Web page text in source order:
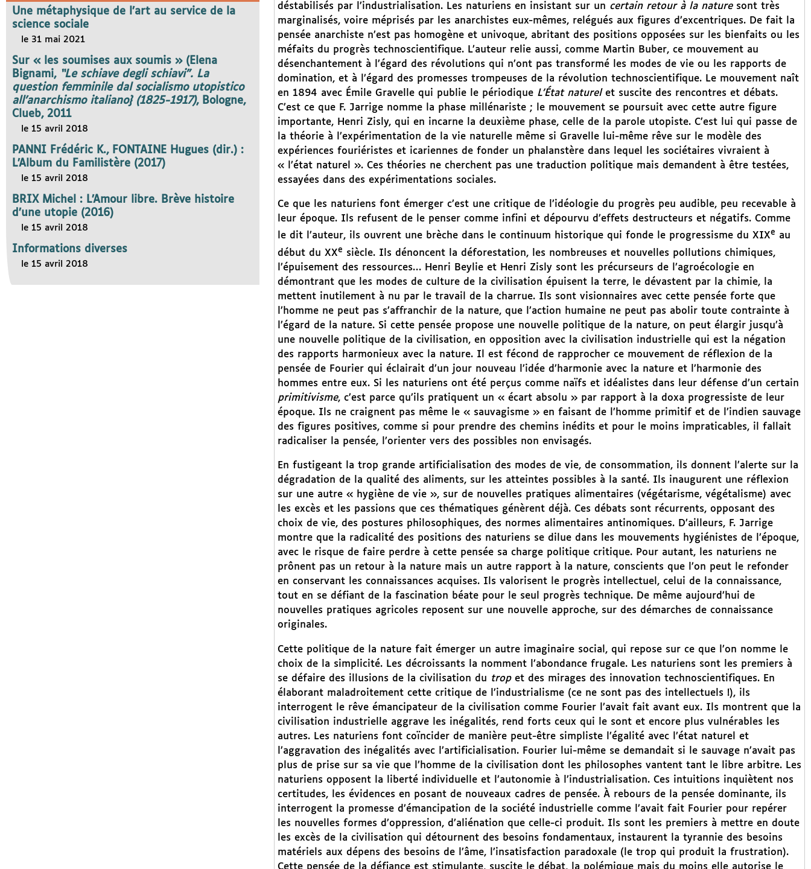
déstabilisés par l’industrialisation. Les naturiens en insistant sur un certain retour à la naturesont très
marginalisés, voire méprisés par les anarchistes eux-mêmes, relégués aux figures d’excentriques. De fait la
pensée anarchiste n’est pas homogène et univoque, abritant des positions opposées sur les bienfaits ou les
méfaits du progrès technoscientifique. L’auteur relie aussi, comme Martin Buber, ce mouvement au
désenchantement à l’égard des révolutions qui n’ont pas transformé les modes de vie ou les rapports de
domination, et à l’égard des promesses trompeuses de la révolution technoscientifique. Le mouvement naît
en 1894 avec Émile Gravelle qui publie le périodique L’État naturelet suscite des rencontres et débats.
C’est ce que F. Jarrige nomme la phase millénariste ; le mouvement se poursuit avec cette autre figure
importante, Henri Zisly, qui en incarne la deuxième phase, celle de la parole utopiste. C’est lui qui passe de
la théorie à l’expérimentation de la vie naturelle même si Gravelle lui-même rêve sur le modèle des
expériences fouriéristes et icariennes de fonder un phalanstère dans lequel les sociétaires vivraient à
« l’état naturel ». Ces théories ne cherchent pas une traduction politique mais demandent à être testées,
essayées dans des expérimentations sociales.
Ce que les naturiens font émerger c’est une critique de l’idéologie du progrès peu audible, peu recevable à
leur époque. Ils refusent de le penser comme infini et dépourvu d’effets destructeurs et négatifs. Comme
le dit l’auteur, ils ouvrent une brèche dans le continuum historique qui fonde le progressisme du XIXe au
début du XXe siècle. Ils dénoncent la déforestation, les nombreuses et nouvelles pollutions chimiques,
l’épuisement des ressources… Henri Beylie et Henri Zisly sont les précurseurs de l’agroécologie en
démontrant que les modes de culture de la civilisation épuisent la terre, le dévastent par la chimie, la
mettent inutilement à nu par le travail de la charrue. Ils sont visionnaires avec cette pensée forte que
l’homme ne peut pas s’affranchir de la nature, que l’action humaine ne peut pas abolir toute contrainte à
l’égard de la nature. Si cette pensée propose une nouvelle politique de la nature, on peut élargir jusqu’à
une nouvelle politique de la civilisation, en opposition avec la civilisation industrielle qui est la négation
des rapports harmonieux avec la nature. Il est fécond de rapprocher ce mouvement de réflexion de la
pensée de Fourier qui éclairait d’un jour nouveau l’idée d’harmonie avec la nature et l’harmonie des
hommes entre eux. Si les naturiens ont été perçus comme naïfs et idéalistes dans leur défense d’un certain
primitivisme, c’est parce qu’ils pratiquent un « écart absolu » par rapport à la doxa progressiste de leur
époque. Ils ne craignent pas même le « sauvagisme » en faisant de l’homme primitif et de l’indien sauvage
des figures positives, comme si pour prendre des chemins inédits et pour le moins impraticables, il fallait
radicaliser la pensée, l’orienter vers des possibles non envisagés.
En fustigeant la trop grande artificialisation des modes de vie, de consommation, ils donnent l’alerte sur la
dégradation de la qualité des aliments, sur les atteintes possibles à la santé. Ils inaugurent une réflexion
sur une autre « hygiène de vie », sur de nouvelles pratiques alimentaires (végétarisme, végétalisme) avec
les excès et les passions que ces thématiques génèrent déjà. Ces débats sont récurrents, opposant des
choix de vie, des postures philosophiques, des normes alimentaires antinomiques. D’ailleurs, F. Jarrige
montre que la radicalité des positions des naturiens se dilue dans les mouvements hygiénistes de l’époque,
avec le risque de faire perdre à cette pensée sa charge politique critique. Pour autant, les naturiens ne
prônent pas un retour à la nature mais un autre rapport à la nature, conscients que l’on peut le refonder
en conservant les connaissances acquises. Ils valorisent le progrès intellectuel, celui de la connaissance,
tout en se défiant de la fascination béate pour le seul progrès technique. De même aujourd’hui de
nouvelles pratiques agricoles reposent sur une nouvelle approche, sur des démarches de connaissance
originales.
Cette politique de la nature fait émerger un autre imaginaire social, qui repose sur ce que l’on nomme le
choix de la simplicité. Les décroissants la nomment l’abondance frugale. Les naturiens sont les premiers à
se défaire des illusions de la civilisation du tropet des mirages des innovation technoscientifiques. En
élaborant maladroitement cette critique de l’industrialisme (ce ne sont pas des intellectuels !), ils
interrogent le rêve émancipateur de la civilisation comme Fourier l’avait fait avant eux. Ils montrent que la
civilisation industrielle aggrave les inégalités, rend forts ceux qui le sont et encore plus vulnérables les
autres. Les naturiens font coïncider de manière peut-être simpliste l’égalité avec l’état naturel et
l’aggravation des inégalités avec l’artificialisation. Fourier lui-même se demandait si le sauvage n’avait pas
plus de prise sur sa vie que l’homme de la civilisation dont les philosophes vantent tant le libre arbitre. Les
naturiens opposent la liberté individuelle et l’autonomie à l’industrialisation. Ces intuitions inquiètent nos
certitudes, les évidences en posant de nouveaux cadres de pensée. À rebours de la pensée dominante, ils
interrogent la promesse d’émancipation de la société industrielle comme l’avait fait Fourier pour repérer
les nouvelles formes d’oppression, d’aliénation que celle-ci produit. Ils sont les premiers à mettre en doute
les excès de la civilisation qui détournent des besoins fondamentaux, instaurent la tyrannie des besoins
matériels aux dépens des besoins de l’âme, l’insatisfaction paradoxale (le trop qui produit la frustration).
Cette pensée de la défiance est stimulante, suscite le débat, la polémique mais du moins elle autorise le
Une métaphysique de l’art au service de la
science sociale
le 31 mai 2021
Sur « les soumises aux soumis » (Elena
Bignami, “Le schiave degli schiavi”. La
question femminile dal socialismo utopistico
all’anarchismo italiano} (1825-1917), Bologne,
Clueb, 2011
le 15 avril 2018
PANNI Frédéric K., FONTAINE Hugues (dir.) :
L’Album du Familistère (2017)
le 15 avril 2018
BRIX Michel : L’Amour libre. Brève histoire
d’une utopie (2016)
le 15 avril 2018
Informations diverses
le 15 avril 2018